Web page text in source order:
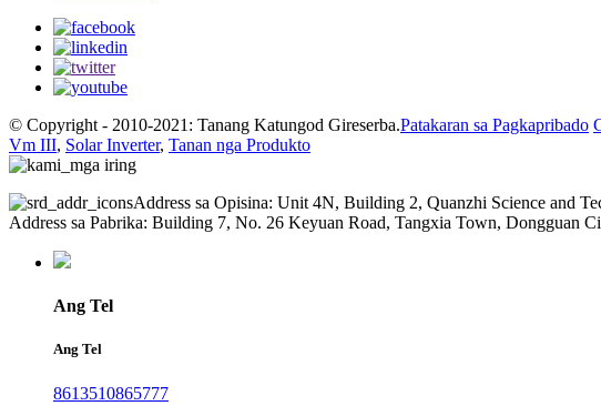
© Copyright - 2010-2021: Tanang Katungod Gireserba.Patakaran sa Pagkapribado
Vm III, Solar Inverter, Tanan nga Produkto
Address sa Opisina: Unit 4N, Building 2, Quanzhi Science and
Address sa Pabrika: Building 7, No. 26 Keyuan Road, Tangxia Town, Dongguan
Ang Tel
Ang Tel
8613510865777